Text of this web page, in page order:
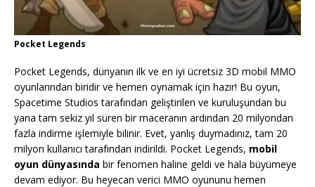
Pocket Legends
Pocket Legends, dünyanın ilk ve en iyi ücretsiz 3D mobil MMO
oyunlarından biridir ve hemen oynamak için hazır! Bu oyun,
Spacetime Studios tarafından geliştirilen ve kuruluşundan bu
yana tam sekiz yıl süren bir maceranın ardından 20 milyondan
fazla indirme işlemiyle bilinir. Evet, yanlış duymadınız, tam 20
milyon kullanıcı tarafından indirildi. Pocket Legends, mobil
oyun dünyasında bir fenomen haline geldi ve hala büyümeye
devam ediyor. Bu heyecan verici MMO oyununu hemen